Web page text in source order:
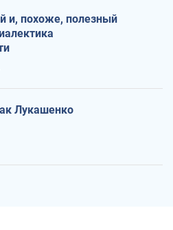
и, похоже, полезный
Лукашенко